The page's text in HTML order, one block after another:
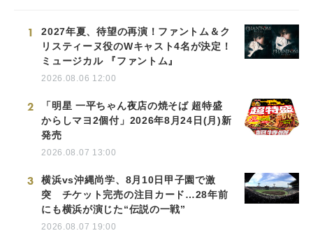
1
2027年夏、待望の再演！ファントム＆ク
リスティーヌ役のWキャスト4名が決定！
ミュージカル 『ファントム』
2026.08.06 12:00
2
「明星 一平ちゃん夜店の焼そば 超特盛
からしマヨ2個付」2026年8月24日(月)新
発売
2026.08.07 13:00
3
横浜vs沖縄尚学、8月10日甲子園で激
突 チケット完売の注目カード…28年前
にも横浜が演じた“伝説の一戦”
2026.08.07 19:00